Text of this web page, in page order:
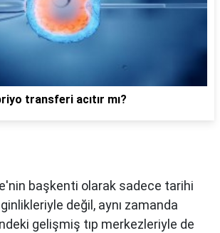
transferi acıtır mı?
başkenti olarak sadece tarihi
değil, aynı zamanda
gelişmiş tıp merkezleriyle de